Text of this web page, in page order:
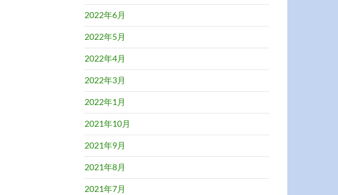
2022年6月
2022年5月
2022年4月
2022年3月
2022年1月
2021年10月
2021年9月
2021年8月
2021年7月